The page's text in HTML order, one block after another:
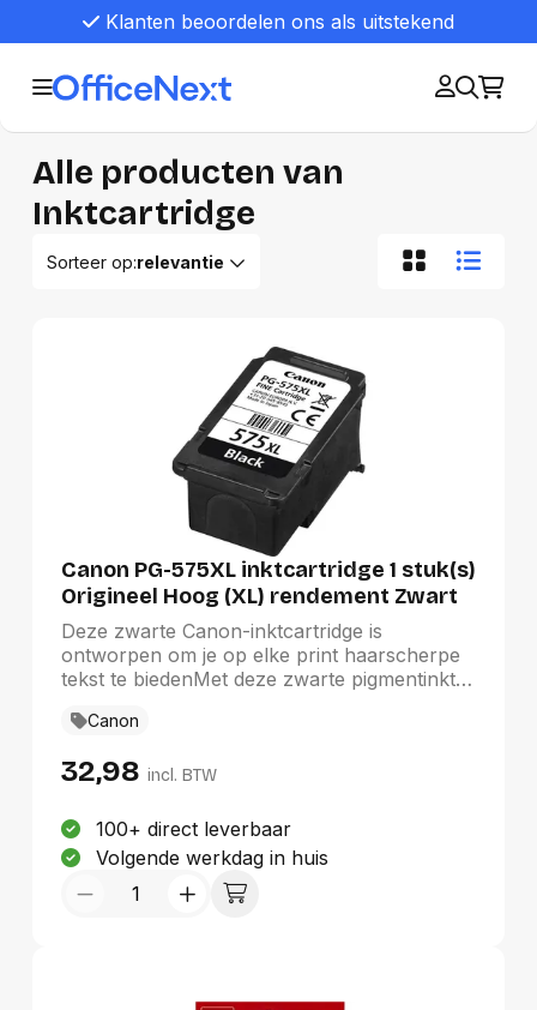
Klanten beoordelen ons als uitstekend
Alle producten van
Inktcartridge
Sorteer op:relevantie
Goedkoopste eerst
Canon PG-575XL inktcartridge 1 stuk(s)
Origineel Hoog (XL) rendement Zwart
Deze zwarte Canon-inktcartridge is
ontworpen om je op elke print haarscherpe
tekst te biedenMet deze zwarte pigmentinkt
documenten er professioneel uit. Ontworpen
kun je tot 400 pagina's aan A4-documenten
Canon
32,98 incl. BTW
100+ direct leverbaar
Volgende werkdag in huis